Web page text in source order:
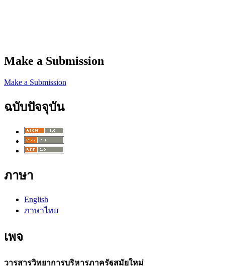
Make a Submission
Make a Submission
ฉบับปัจจุบัน
ภาษา
English
ภาษาไทย
เพจ
วารสารวิทยาการบริหารภาครัฐสมัยใหม่